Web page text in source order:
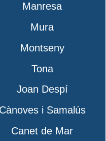
Manresa
Mura
Montseny
Tona
Joan Despí
Cànoves i Samalús
Canet de Mar